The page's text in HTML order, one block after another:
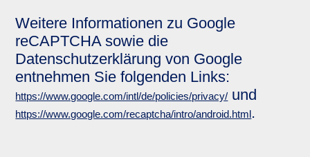
Weitere Informationen zu Google
reCAPTCHA sowie die
Datenschutzerklärung von Google
entnehmen Sie folgenden Links:
https://www.google.com/intl/de/policies/privacy/ und
https://www.google.com/recaptcha/intro/android.html.